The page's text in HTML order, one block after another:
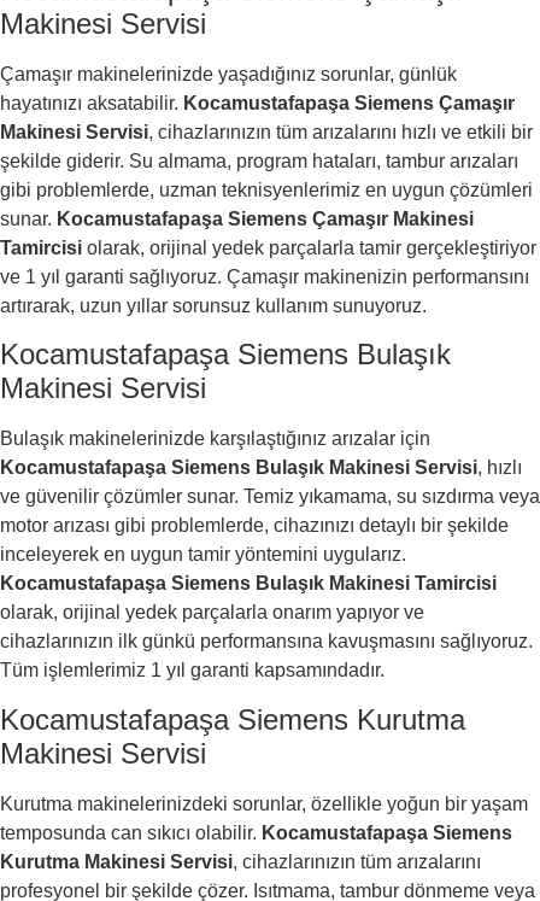
Makinesi Servisi
Çamaşır makinelerinizde yaşadığınız sorunlar, günlük
hayatınızı aksatabilir. Kocamustafapaşa Siemens Çamaşır
Makinesi Servisi, cihazlarınızın tüm arızalarını hızlı ve etkili bir
şekilde giderir. Su almama, program hataları, tambur arızaları
gibi problemlerde, uzman teknisyenlerimiz en uygun çözümleri
sunar. Kocamustafapaşa Siemens Çamaşır Makinesi
Tamircisi olarak, orijinal yedek parçalarla tamir gerçekleştiriyor
ve 1 yıl garanti sağlıyoruz. Çamaşır makinenizin performansını
artırarak, uzun yıllar sorunsuz kullanım sunuyoruz.
Kocamustafapaşa Siemens Bulaşık
Makinesi Servisi
Bulaşık makinelerinizde karşılaştığınız arızalar için
Kocamustafapaşa Siemens Bulaşık Makinesi Servisi, hızlı
ve güvenilir çözümler sunar. Temiz yıkamama, su sızdırma veya
motor arızası gibi problemlerde, cihazınızı detaylı bir şekilde
inceleyerek en uygun tamir yöntemini uygularız.
Kocamustafapaşa Siemens Bulaşık Makinesi Tamircisi
olarak, orijinal yedek parçalarla onarım yapıyor ve
cihazlarınızın ilk günkü performansına kavuşmasını sağlıyoruz.
Tüm işlemlerimiz 1 yıl garanti kapsamındadır.
Kocamustafapaşa Siemens Kurutma
Makinesi Servisi
Kurutma makinelerinizdeki sorunlar, özellikle yoğun bir yaşam
temposunda can sıkıcı olabilir. Kocamustafapaşa Siemens
Kurutma Makinesi Servisi, cihazlarınızın tüm arızalarını
profesyonel bir şekilde çözer. Isıtmama, tambur dönmeme veya